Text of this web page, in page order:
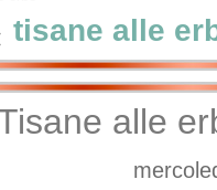
tisane alle
alle